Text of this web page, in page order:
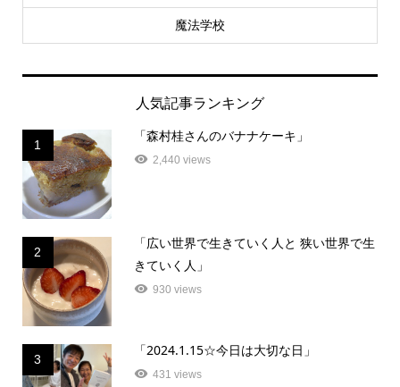
魔法学校
人気記事ランキング
1
「森村桂さんのバナナケーキ」
2,440 views
2
「広い世界で生きていく人と 狭い世界で生
きていく人」
930 views
3
「2024.1.15☆今日は大切な日」
431 views